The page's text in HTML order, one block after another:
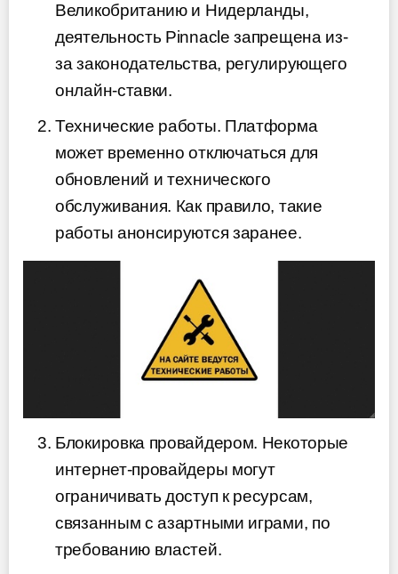
Великобританию и Нидерланды,
деятельность Pinnacle запрещена из-
за законодательства, регулирующего
онлайн-ставки.
Технические работы. Платформа
может временно отключаться для
обновлений и технического
обслуживания. Как правило, такие
работы анонсируются заранее.
Блокировка провайдером. Некоторые
интернет-провайдеры могут
ограничивать доступ к ресурсам,
связанным с азартными играми, по
требованию властей.